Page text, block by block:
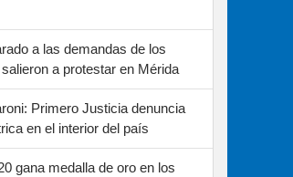
a las demandas de los
a protestar en Mérida
Primero Justicia denuncia
en el interior del país
gana medalla de oro en los